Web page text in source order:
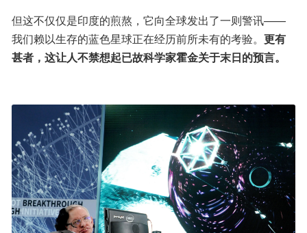
但这不仅仅是印度的煎熬，它向全球发出了一则警讯——
我们赖以生存的蓝色星球正在经历前所未有的考验。 更有
甚者，这让人不禁想起已故科学家霍金关于末日的预言。